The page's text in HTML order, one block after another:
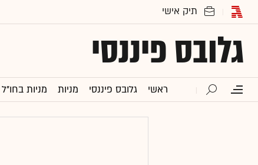
גלובס פיננסי
ראשי גלובס פיננסי מניות מניות בחו"ל